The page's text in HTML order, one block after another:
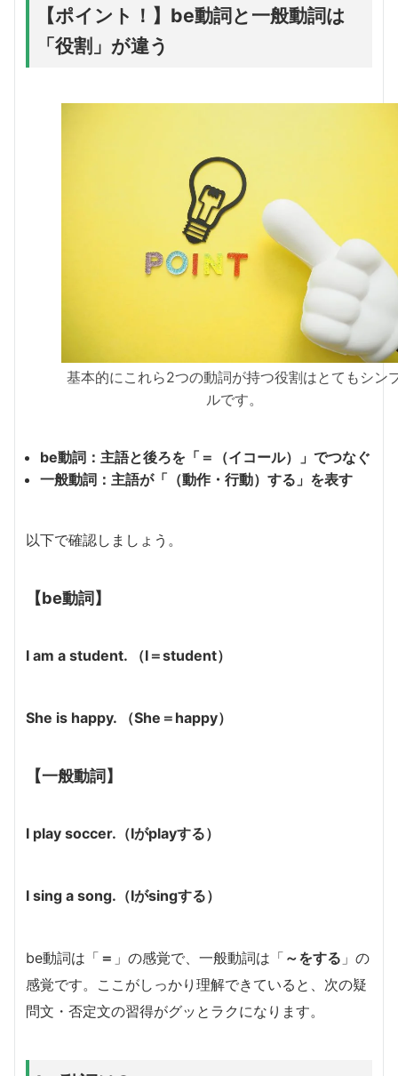
【ポイント！】be動詞と一般動詞は
「役割」が違う
基本的にこれら2つの動詞が持つ役割はとてもシン
ルです。
be動詞：主語と後ろを「＝（イコール）」でつなぐ
一般動詞：主語が「（動作・行動）する」を表す
以下で確認しましょう。
【be動詞】
I am a student. （I＝student）
She is happy. （She＝happy）
【一般動詞】
I play soccer.（Iがplayする）
I sing a song.（Iがsingする）
be動詞は「 ＝ 」の感覚で、一般動詞は「 ～をする 」の
感覚です。ここがしっかり理解できていると、次の疑
問文・否定文の習得がグッとラクになります。